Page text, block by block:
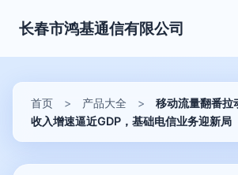
长春市鸿基通信有限公司
首页 > 产品大全 >
移动流量翻番拉
收入增速逼近GDP，基础电信业务迎新局